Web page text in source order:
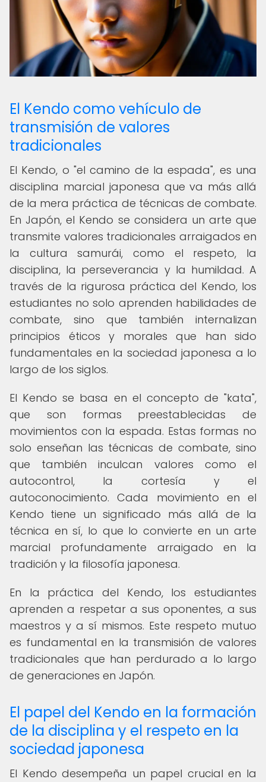
El Kendo como vehículo de
transmisión de valores
tradicionales
El Kendo, o "el camino de la espada", es una
disciplina marcial japonesa que va más allá
de la mera práctica de técnicas de combate.
En Japón, el Kendo se considera un arte que
transmite valores tradicionales arraigados en
la cultura samurái, como el respeto, la
disciplina, la perseverancia y la humildad. A
través de la rigurosa práctica del Kendo, los
estudiantes no solo aprenden habilidades de
combate, sino que también internalizan
principios éticos y morales que han sido
fundamentales en la sociedad japonesa a lo
largo de los siglos.
El Kendo se basa en el concepto de "kata",
que son formas preestablecidas de
movimientos con la espada. Estas formas no
solo enseñan las técnicas de combate, sino
que también inculcan valores como el
autocontrol, la cortesía y el
autoconocimiento. Cada movimiento en el
Kendo tiene un significado más allá de la
técnica en sí, lo que lo convierte en un arte
marcial profundamente arraigado en la
tradición y la filosofía japonesa.
En la práctica del Kendo, los estudiantes
aprenden a respetar a sus oponentes, a sus
maestros y a sí mismos. Este respeto mutuo
es fundamental en la transmisión de valores
tradicionales que han perdurado a lo largo
de generaciones en Japón.
El papel del Kendo en la formación
de la disciplina y el respeto en la
sociedad japonesa
El Kendo desempeña un papel crucial en la